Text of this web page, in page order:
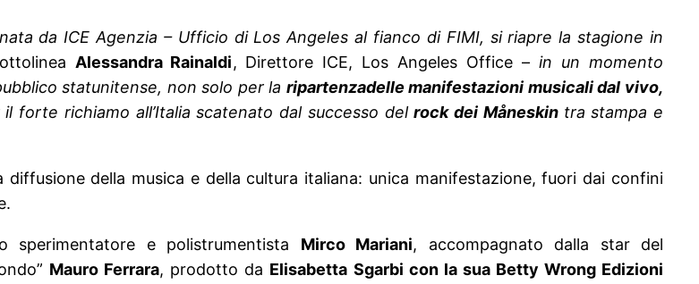
da ICE Agenzia – Ufficio di Los Angeles al fianco di FIMI, si riapre la stagione in
Alessandra Rainaldi, Direttore ICE, Los Angeles Office –in un momento
statunitense, non solo per la ripartenzadelle manifestazioni musicali dal vivo,
forte richiamo all’Italia scatenato dal successo delrock dei Måneskin tra stampa e
della musica e della cultura italiana: unica manifestazione, fuori dai confini
sperimentatore e polistrumentista Mirco Mariani, accompagnato dalla star del
Mauro Ferrara, prodotto da Elisabetta Sgarbi con la sua Betty Wrong Edizioni